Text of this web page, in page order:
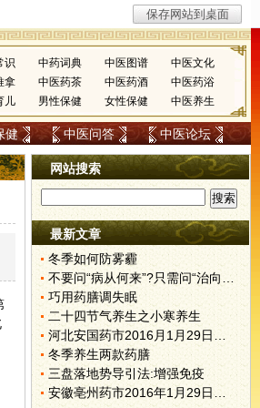
识 中药词典 中医图谱
中医文化
拿
中医药茶 中医药酒
中医药浴
儿
男性保健 女性保健 中医养生
健 中医问答 中医论坛
网站搜索
最新文章
冬季如何防雾霾
不要问“病从何来”?只需问“治向何去”?
巧用药膳调失眠
二十四节气养生之小寒养生
河北安国药市2016月1月29日快讯
冬季养生两款药膳
三盘落地势导引法:增强免疫
安徽亳州药市2016年1月29日快讯